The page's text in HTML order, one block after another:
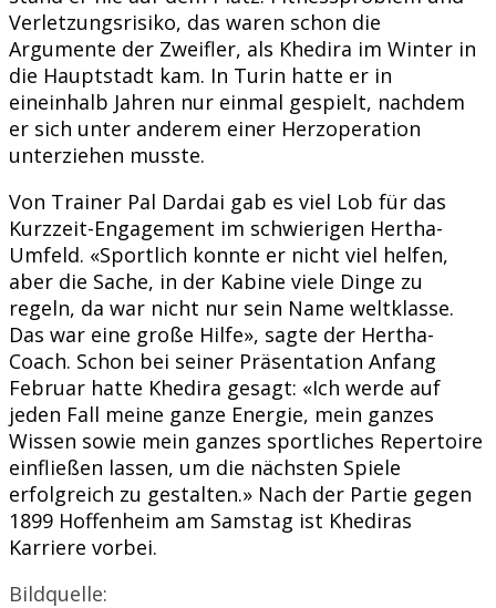
Verletzungsrisiko, das waren schon die
Argumente der Zweifler, als Khedira im Winter in
die Hauptstadt kam. In Turin hatte er in
eineinhalb Jahren nur einmal gespielt, nachdem
er sich unter anderem einer Herzoperation
unterziehen musste.
Von Trainer Pal Dardai gab es viel Lob für das
Kurzzeit-Engagement im schwierigen Hertha-
Umfeld. «Sportlich konnte er nicht viel helfen,
aber die Sache, in der Kabine viele Dinge zu
regeln, da war nicht nur sein Name weltklasse.
Das war eine große Hilfe», sagte der Hertha-
Coach. Schon bei seiner Präsentation Anfang
Februar hatte Khedira gesagt: «Ich werde auf
jeden Fall meine ganze Energie, mein ganzes
Wissen sowie mein ganzes sportliches Repertoire
einfließen lassen, um die nächsten Spiele
erfolgreich zu gestalten.» Nach der Partie gegen
1899 Hoffenheim am Samstag ist Khediras
Karriere vorbei.
Bildquelle: